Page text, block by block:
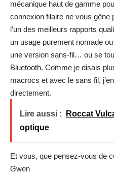
mécanique haut de gamme
connexion filaire ne vous gêne
l’un des meilleurs rapports
un usage purement nomade
une version sans‑fil… ou se
Bluetooth. Comme je disais
macrocs et avec le sans fil,
directement.
Lire aussi :
Roccat
optique
Et vous, que pensez-vous de
Gwen